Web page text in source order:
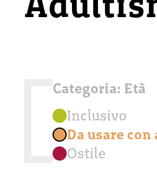
Categoria: Età
Inclusivo
Da usare
Ostile